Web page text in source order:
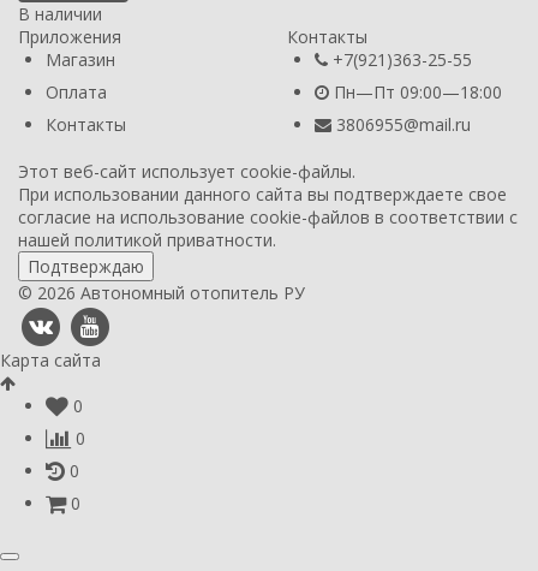
В наличии
Приложения
Магазин
Оплата
Контакты
Контакты
+7(921)363-25-55
Пн—Пт 09:00—18:00
3806955@mail.ru
Этот веб-сайт использует cookie-файлы.
При использовании данного сайта вы подтверждаете свое
согласие на использование cookie-файлов в соответствии с
нашей политикой приватности.
Подтверждаю
© 2026 Автономный отопитель РУ
Карта сайта
0
0
0
0